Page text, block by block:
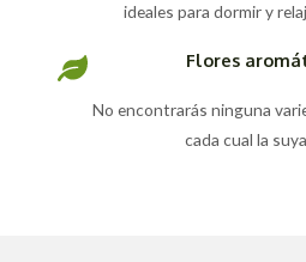
ideales para dormir y
Flores
No encontrarás ninguna
cada cual la